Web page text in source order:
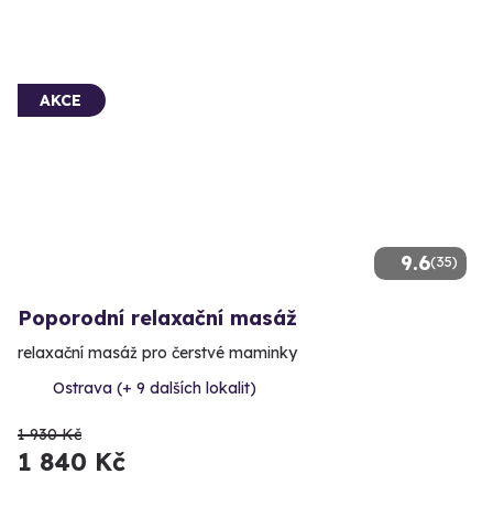
9.6(35)
AKCE
Poporodní relaxační masáž
relaxační masáž pro čerstvé maminky
Ostrava (+ 9 dalších lokalit)
1 930 Kč
1 840 Kč